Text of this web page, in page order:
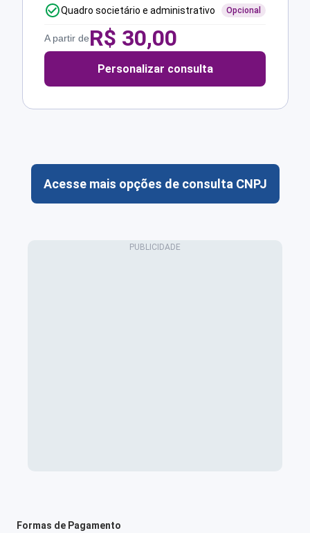
Quadro societário e administrativo Opcional
A partir deR$ 30,00
Personalizar consulta
Acesse mais opções de consulta CNPJ
Formas de Pagamento